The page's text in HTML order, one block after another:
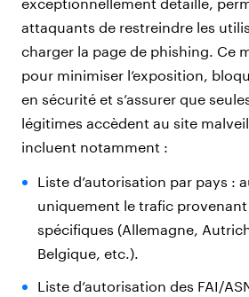
attaquants de restreindre les
charger la page de phishing. Ce
pour minimiser l’exposition,
en sécurité et s’assurer que
légitimes accèdent au site
incluent notamment :
Liste d’autorisation par pays :
uniquement le trafic provenant
spécifiques (Allemagne,
Belgique, etc.).
Liste d’autorisation des FAI/